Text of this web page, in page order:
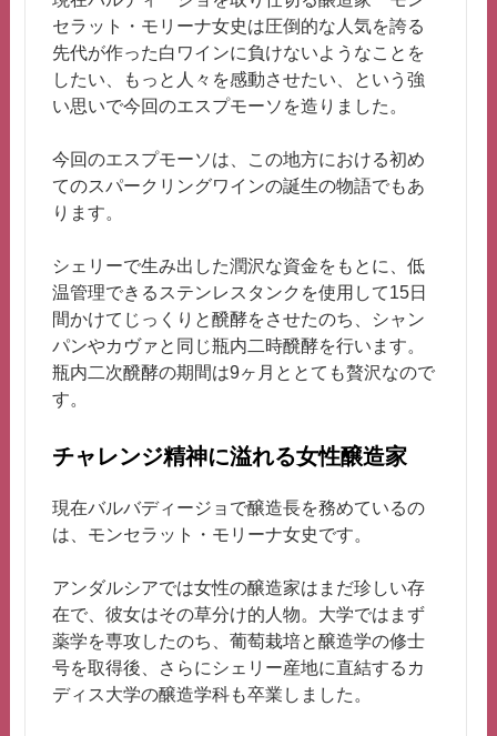
セラット・モリーナ女史は圧倒的な人気を誇る
先代が作った白ワインに負けないようなことを
したい、もっと人々を感動させたい、という強
い思いで今回のエスプモーソを造りました。
今回のエスプモーソは、この地方における初め
てのスパークリングワインの誕生の物語でもあ
ります。
シェリーで生み出した潤沢な資金をもとに、低
温管理できるステンレスタンクを使用して15日
間かけてじっくりと醗酵をさせたのち、シャン
パンやカヴァと同じ瓶内二時醗酵を行います。
瓶内二次醗酵の期間は9ヶ月ととても贅沢なので
す。
チャレンジ精神に溢れる女性醸造家
現在バルバディージョで醸造長を務めているの
は、モンセラット・モリーナ女史です。
アンダルシアでは女性の醸造家はまだ珍しい存
在で、彼女はその草分け的人物。大学ではまず
薬学を専攻したのち、葡萄栽培と醸造学の修士
号を取得後、さらにシェリー産地に直結するカ
ディス大学の醸造学科も卒業しました。